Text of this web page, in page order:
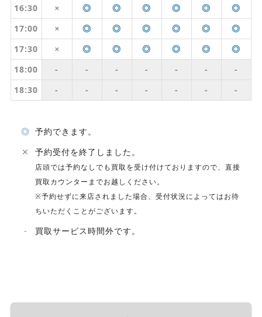
16:30
✕ ◎ ◎ ◎ ◎ ◎
◎
17:00
✕ ◎ ◎ ◎ ◎ ◎
◎
17:30
✕ ◎ ◎ ◎ ◎ ◎
◎
18:00
- - - - - -
-
18:30
- - - - - - -
◎ 予約できます。
✕
予約受付を終了しました。
店頭では予約なしでも買取を受け付けておりますので、直接
買取カウンターまでお越しください。
※予約せずに来店されました場合、受付状況によってはお待
ちいただくことがございます。
- 買取サービス時間外です。